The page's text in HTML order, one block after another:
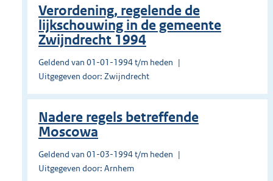
Verordening, regelende de
lijkschouwing in de gemeente
Zwijndrecht 1994
Geldend van 01-01-1994 t/m heden
Uitgegeven door: Zwijndrecht
Nadere regels betreffende
Moscowa
Geldend van 01-03-1994 t/m heden
Uitgegeven door: Arnhem